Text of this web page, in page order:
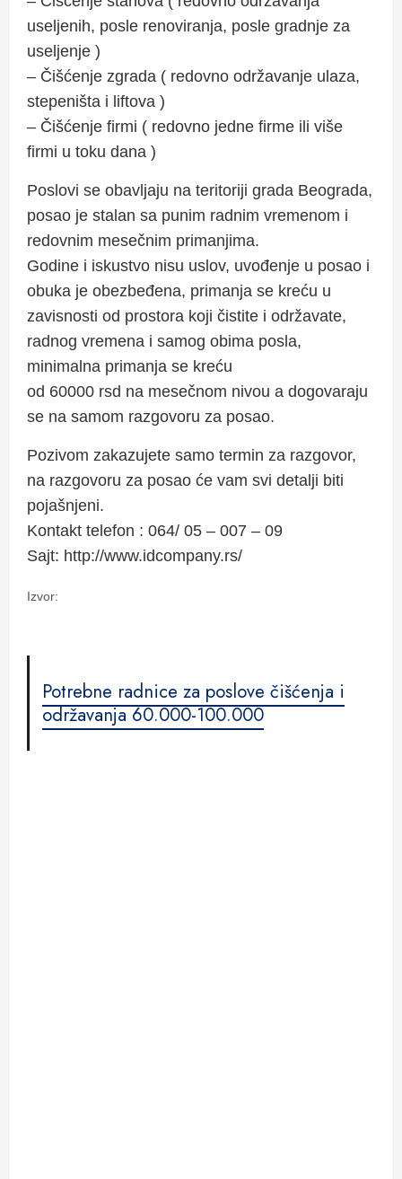
useljenih, posle renoviranja, posle gradnje za
useljenje )
– Čišćenje zgrada ( redovno održavanje ulaza,
stepeništa i liftova )
– Čišćenje firmi ( redovno jedne firme ili više
firmi u toku dana )
Poslovi se obavljaju na teritoriji grada Beograda,
posao je stalan sa punim radnim vremenom i
redovnim mesečnim primanjima.
Godine i iskustvo nisu uslov, uvođenje u posao i
obuka je obezbeđena, primanja se kreću u
zavisnosti od prostora koji čistite i održavate,
radnog vremena i samog obima posla,
minimalna primanja se kreću
od 60000 rsd na mesečnom nivou a dogovaraju
se na samom razgovoru za posao.
Pozivom zakazujete samo termin za razgovor,
na razgovoru za posao će vam svi detalji biti
pojašnjeni.
Kontakt telefon : 064/ 05 – 007 – 09
Sajt: http://www.idcompany.rs/
Izvor:
Potrebne radnice za poslove čišćenja i
održavanja 60.000-100.000